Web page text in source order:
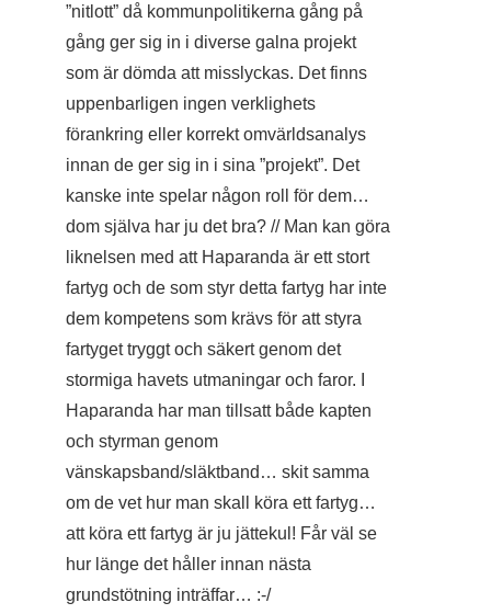
”nitlott” då kommunpolitikerna gång på
gång ger sig in i diverse galna projekt
som är dömda att misslyckas. Det finns
uppenbarligen ingen verklighets
förankring eller korrekt omvärldsanalys
innan de ger sig in i sina ”projekt”. Det
kanske inte spelar någon roll för dem…
dom själva har ju det bra? // Man kan göra
liknelsen med att Haparanda är ett stort
fartyg och de som styr detta fartyg har inte
dem kompetens som krävs för att styra
fartyget tryggt och säkert genom det
stormiga havets utmaningar och faror. I
Haparanda har man tillsatt både kapten
och styrman genom
vänskapsband/släktband… skit samma
om de vet hur man skall köra ett fartyg…
att köra ett fartyg är ju jättekul! Får väl se
hur länge det håller innan nästa
grundstötning inträffar… :-/